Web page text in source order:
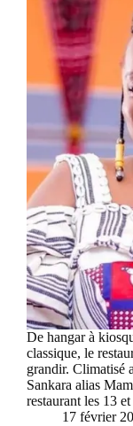
De hangar à
classique, le
grandir. Climatisé
Sankara alias
restaurant les 13
17 février